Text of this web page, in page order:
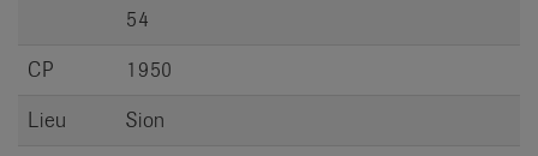
54
CP
1950
Lieu
Sion